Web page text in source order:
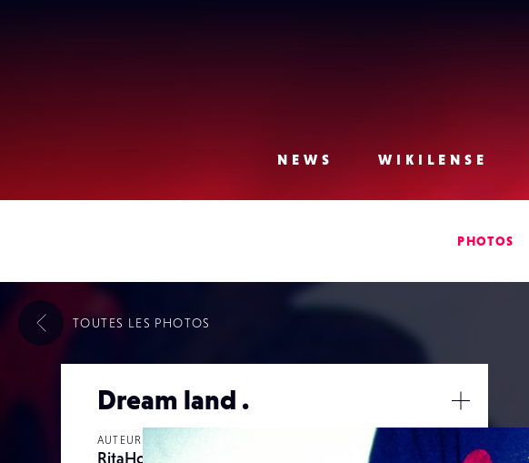
NEWS
WIKILENSE
PHOTOS
Dream land .
AUTEUR
RitaHou
/
Fermer
TOUTES LES PHOTOS